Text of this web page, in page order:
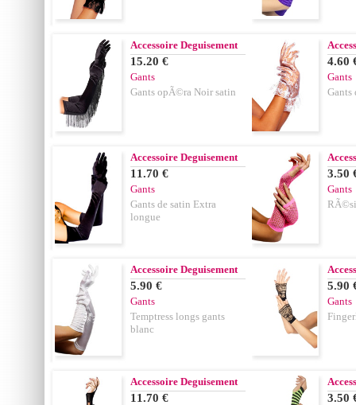
Accessoire Deguisement
15.20 €
Gants
Gants opÃ©ra Noir satin
4.60
Gants
Gants
Accessoire Deguisement
11.70 €
Gants
Gants de satin Extra
longue
3.50
Gants
Accessoire Deguisement
5.90 €
Gants
Temptress longs gants
blanc
5.90
Gants
Accessoire Deguisement
11.70 € 3.50